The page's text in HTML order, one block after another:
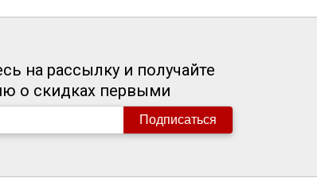
на рассылку и получайте
о скидках первыми
Подписаться